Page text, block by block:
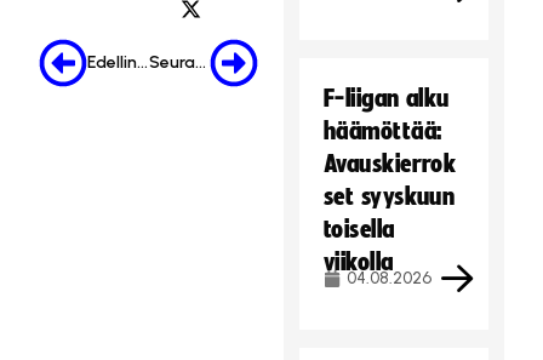
Edellinen Seuraava
F-liigan alku
häämöttää:
Avauskierrok
set syyskuun
toisella
viikolla
04.08.2026